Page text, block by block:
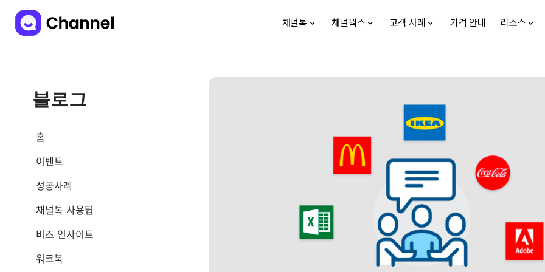
채널톡 채널웍스 고객 사례 가격 안내 리소스
블로그
홈
이벤트
성공사례
채널톡 사용팁
비즈 인사이트
워크북